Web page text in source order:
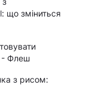
що зміниться
- Флеш
з рисом: